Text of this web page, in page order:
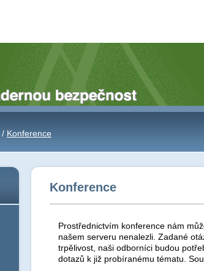
/ Konference
Konference
Prostřednictvím konference nám
našem serveru nenalezli. Zadané
trpělivost, naši odborníci budou
dotazů k již probíranému tématu.